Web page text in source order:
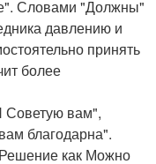
Словами "Должны"
давлению и
принять
более
Советую вам",
благодарна".
как Можно